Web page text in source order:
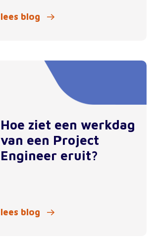
lees blog
Hoe ziet een werkdag
van een Project
Engineer eruit?
lees blog